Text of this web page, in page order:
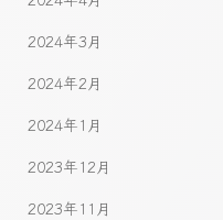
2024年3月
2024年2月
2024年1月
2023年12月
2023年11月